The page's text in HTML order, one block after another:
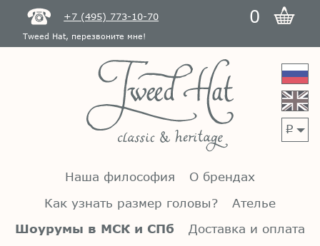
+7 (495) 773-10-70 0
Tweed Hat, перезвоните мне!
p
Наша философия
О брендах
Как узнать размер головы?
Ателье
Шоурумы в МСК и СПб
Доставка и оплата